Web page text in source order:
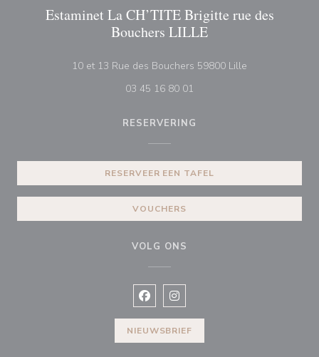
Estaminet La CH’TITE Brigitte rue des
Bouchers LILLE
10 et 13 Rue des Bouchers 59800 Lille
03 45 16 80 01
RESERVERING
RESERVEER EEN TAFEL
VOUCHERS
VOLG ONS
Facebook ((opent in een nieuw
Instagram ((opent in een
NIEUWSBRIEF